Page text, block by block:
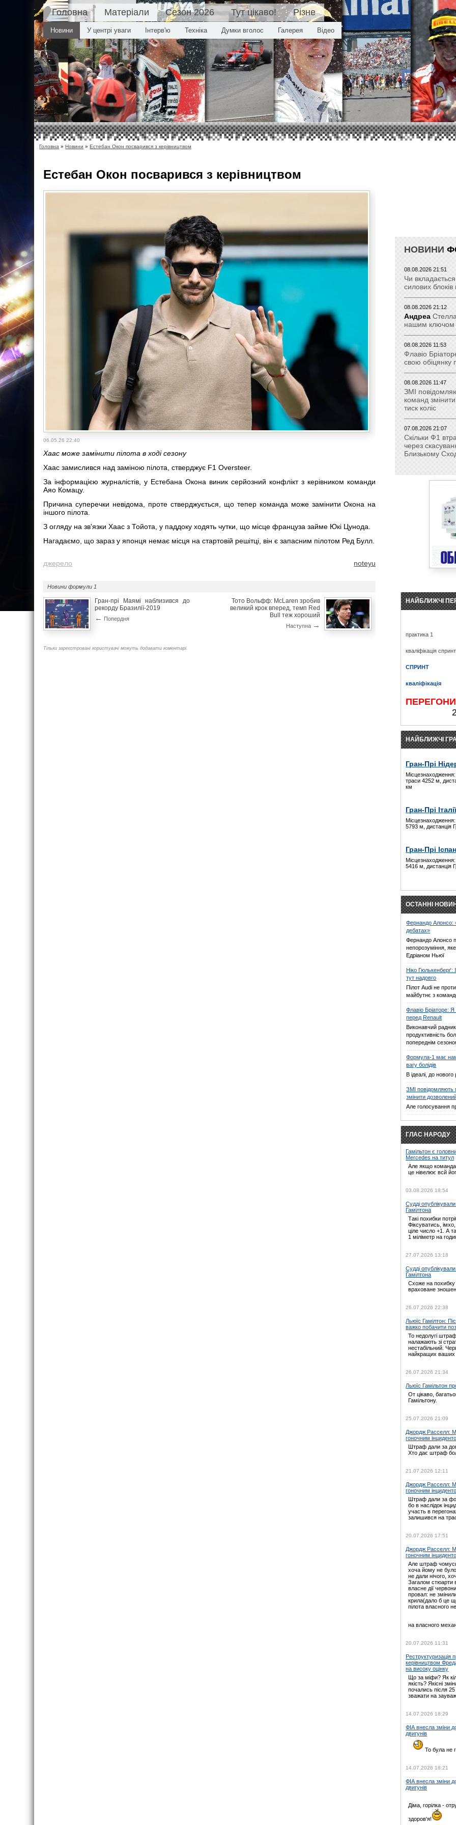
Головна Матеріали
Новини У центрі уваги Інтерв'ю Техніка Думки вголос Галерея Відео
Сезон 2026 Тут цікаво! Різне
Головна »Новини »Естебан Окон посварився з керівництвом
Естебан Окон посварився з керівництвом
06.05.26 22:40
Хаас може замінити пілота в ході сезону
Хаас замислився над заміною пілота, стверджує F1 Oversteer.
За інформацією журналістів, у Естебана Окона виник серйозний конфлікт з керівником команди
Аяо Комацу.
Причина суперечки невідома, проте стверджується, що тепер команда може замінити Окона на
іншого пілота.
З огляду на зв'язки Хаас з Тойота, у паддоку ходять чутки, що місце француза займе Юкі Цунода.
Нагадаємо, що зараз у японця немає місця на стартовій решітці, він є запасним пілотом Ред Булл.
джерело noteyu
Новиниформули 1
Гран-прі Маямі наблизився до
рекорду Бразилії-2019
← Попердня
Тото Вольфф: McLaren зробив
великий крок вперед, темп Red
Bull теж хороший
Наступна →
Тільки зареєстровані користувачі можуть додавати коментарі.
НОВИНИ
08.08.2026 21:51
Чи
силових
08.08.2026 21:12
Андреа
нашим ключом
08.08.2026 11:53
Флавіо
свою обіцянку
08.08.2026 11:47
ЗМІ
команд
тиск коліс
07.08.2026 21:07
Скільки Ф1
через
Близькому
НАЙБЛИЖЧІ
практика 1
кваліфікація спринт
СПРИНТ
кваліфікація
ПЕРЕГОНИ
НАЙБЛИЖЧІ
Гран-Прі
траси 4252 м,
км
Гран-Прі
5793 м, дистанція
Гран-Прі
5416 м, дистанція
ОСТАННІ
Фернандо Алонсо:
дебатах»
Фернандо Алонсо
непорозуміння,
Едріаном Ньюї
Ніко Гюлькенберґ:
тут надовго
Пілот Audi не
майбутнє з
Флавіо Бріаторе:
перед Renault
Виконавчий радник
продуктивність
попереднім
Формула-1 має
вагу болідів
В ідеалі, до
ЗМІ повідомляють
змінити
Але голосування
ГЛАС НАРОДУ
Гамільтон є
Mercedes на титул
Але якщо команда
це нівелює всй
03.08.2026 18:54
Судді
Гамілтона
Такі похибки
Фіксуватись,
ціле число +1. А
1 міліметр на
27.07.2026 13:18
Судді
Гамілтона
Схоже на похибку
враховане
26.07.2026 22:38
Льюїс Гамілтон:
важко побачити
То недолугі
налажають зі
нестабільний.
найкращих
26.07.2026 21:34
Льюїс Гамільтон
От цікаво,
Гамільтону.
25.07.2026 21:09
Джордж Расселл:
гоночним
Штраф дали за
Хто дає штраф
21.07.2026 12:11
Джордж Расселл:
гоночним
Штраф дали за
бо в наслідок
участь в
залишився на
20.07.2026 17:51
Джордж Расселл:
гоночним
Але штраф чомусь
хоча йому не
не дали нічого,
Загалом стюарти
власне дії
провал: не
крила(дало б це
пілота власного
на власного
20.07.2026 11:31
Реструктуризація
керівництвом
на високу оцінку
Що за міфи? Як
якість? Якісні
почались після
зважати на
14.07.2026 18:29
ФІА внесла зміни
двигунів
То була не
14.07.2026 18:21
ФІА внесла зміни
двигунів
Діма, горілка -
здоров'я!